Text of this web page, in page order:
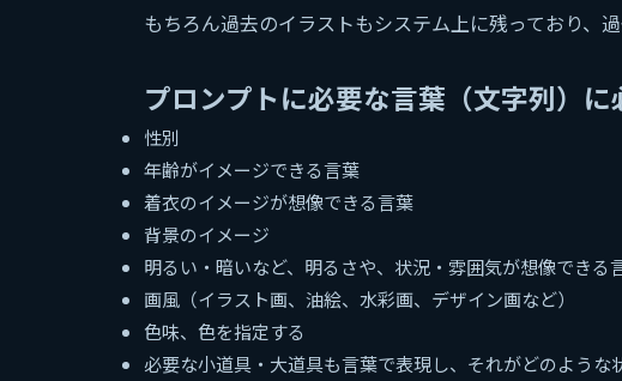
もちろん過去のイラストもシステム上に残っており、過
プロンプトに必要な言葉（文字列）に
性別
年齢がイメージできる言葉
着衣のイメージが想像できる言葉
背景のイメージ
明るい・暗いなど、明るさや、状況・雰囲気が想像できる
画風（イラスト画、油絵、水彩画、デザイン画など）
色味、色を指定する
必要な小道具・大道具も言葉で表現し、それがどのような